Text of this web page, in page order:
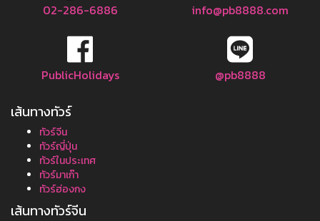
02-286-6886 info@pb8888.com
PublicHolidays @pb8888
เส้นทางทัวร์
ทัวร์จีน
ทัวร์ญี่ปุ่น
ทัวร์ในประเทศ
ทัวร์มาเก๊า
ทัวร์ฮ่องกง
เส้นทางทัวร์จีน